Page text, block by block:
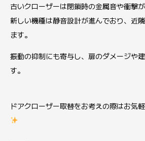
古いクローザーは閉鎖時の金属音や衝撃
新しい機種は静音設計が進んでおり、近
ます。
振動の抑制にも寄与し、扉のダメージや
す。
ドアクローザー取替をお考えの際はお気